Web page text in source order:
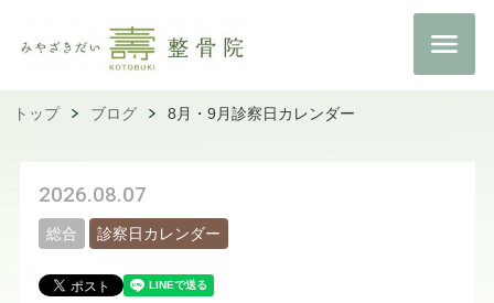
トップ ブログ 8月・9月診察日カレンダー
2026.08.07
総合 診察日カレンダー